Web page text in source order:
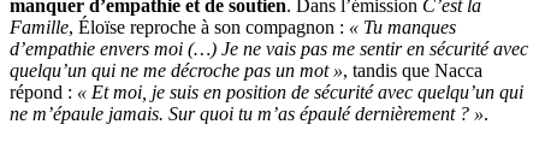
manquer d’empathie et de soutien. Dans l’émission C’est la
Famille, Éloïse reproche à son compagnon : « Tu manques
d’empathie envers moi (…) Je ne vais pas me sentir en sécurité avec
quelqu’un qui ne me décroche pas un mot », tandis que Nacca
répond : « Et moi, je suis en position de sécurité avec quelqu’un qui
ne m’épaule jamais. Sur quoi tu m’as épaulé dernièrement ? ».